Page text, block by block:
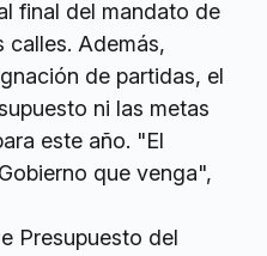
final del mandato de
calles. Además,
de partidas, el
ni las metas
este año. "El
que venga",
Presupuesto del